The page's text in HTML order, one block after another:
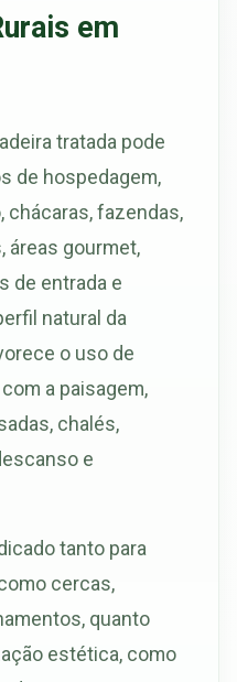
em
tratada pode
de hospedagem,
chácaras, fazendas,
áreas gourmet,
de entrada e
natural da
o uso de
a paisagem,
chalés,
e
tanto para
cercas,
quanto
estética, como